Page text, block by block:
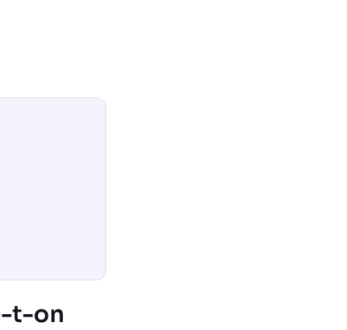
t-on